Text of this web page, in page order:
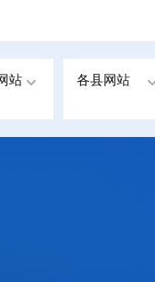
站 各县网站